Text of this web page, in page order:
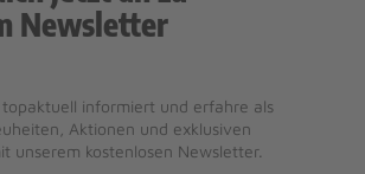
Newsletter
informiert und erfahre als
Aktionen und exklusiven
unserem kostenlosen Newsletter.